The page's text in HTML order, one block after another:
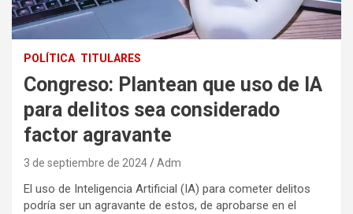
POLÍTICA TITULARES
Congreso: Plantean que uso de IA
para delitos sea considerado
factor agravante
3 de septiembre de 2024 Adm
El uso de Inteligencia Artificial (IA) para cometer delitos
podría ser un agravante de estos, de aprobarse en el